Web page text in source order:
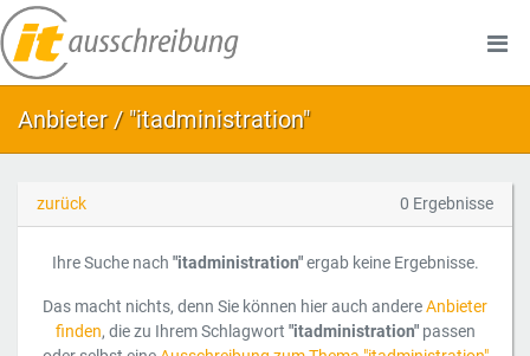
Anbieter / "itadministration"
zurück 0 Ergebnisse
Ihre Suche nach "itadministration"ergab keine Ergebnisse.
Das macht nichts, denn Sie können hier auch andereAnbieter
finden, die zu Ihrem Schlagwort "itadministration"passen